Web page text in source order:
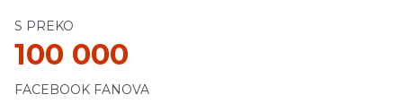
S PREKO
100 000
FACEBOOK FANOVA